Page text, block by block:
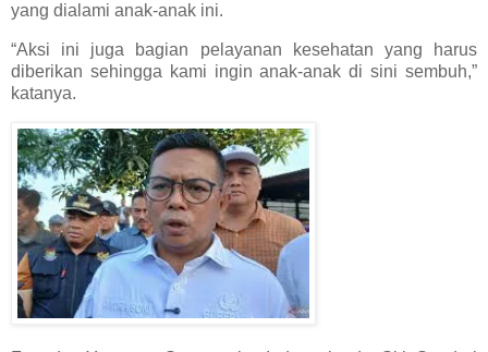
yang dialami anak-anak ini.
“Aksi ini juga bagian pelayanan kesehatan yang harus
diberikan sehingga kami ingin anak-anak di sini sembuh,”
katanya.